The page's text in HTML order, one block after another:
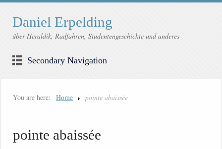
Daniel Erpelding
über Heraldik, Radfahren, Studentengeschichte und anderes
Secondary Navigation
You are here: Home pointe abaissée
pointe abaissée